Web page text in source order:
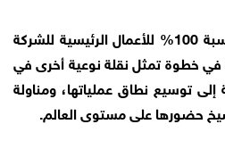
يتضمن الاستحواذ ملكية بنسبة 100% للأعمال الرئيسية للشركة
في خطوة تمثل نقلة نوعية أخرى في
إلى توسيع نطاق عملياتها، ومناولة
حضورها على مستوى العالم.